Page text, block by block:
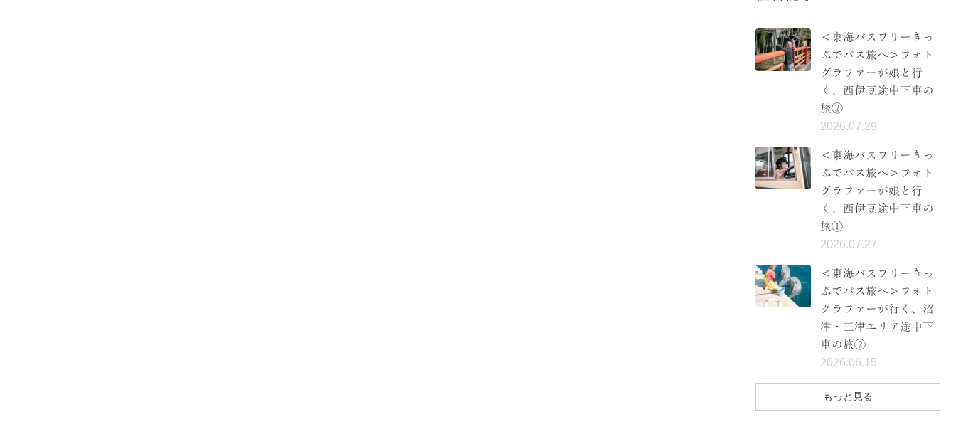
＜東海バスフリーきっ
ぷでバス旅へ＞フォト
グラファーが娘と行
く、西伊豆途中下車の
旅②
2026.07.29
＜東海バスフリーきっ
ぷでバス旅へ＞フォト
グラファーが娘と行
く、西伊豆途中下車の
旅①
2026.07.27
＜東海バスフリーきっ
ぷでバス旅へ＞フォト
グラファーが行く、沼
津・三津エリア途中下
車の旅②
2026.06.15
もっと見る